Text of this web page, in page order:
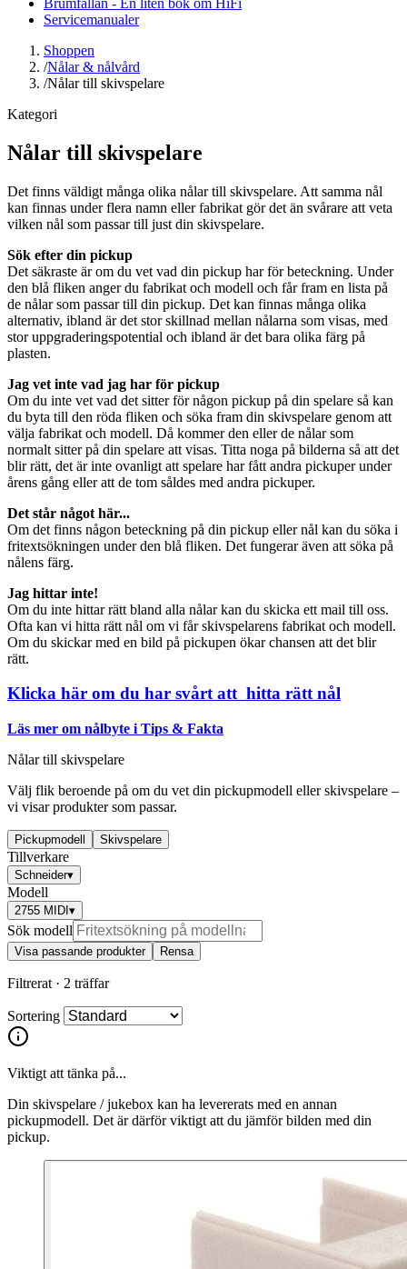
Servicemanualer
Shoppen
/Nålar & nålvård
/Nålar till skivspelare
Kategori
Nålar till skivspelare
Det finns väldigt många olika nålar till skivspelare. Att samma nål
kan finnas under flera namn eller fabrikat gör det än svårare att veta
vilken nål som passar till just din skivspelare.
Sök efter din pickup
Det säkraste är om du vet vad din pickup har för beteckning. Under
den blå fliken anger du fabrikat och modell och får fram en lista på
de nålar som passar till din pickup. Det kan finnas många olika
alternativ, ibland är det stor skillnad mellan nålarna som visas, med
stor uppgraderingspotential och ibland är det bara olika färg på
plasten.
Jag vet inte vad jag har för pickup
Om du inte vet vad det sitter för någon pickup på din spelare så kan
du byta till den röda fliken och söka fram din skivspelare genom att
välja fabrikat och modell. Då kommer den eller de nålar som
normalt sitter på din spelare att visas. Titta noga på bilderna så att det
blir rätt, det är inte ovanligt att spelare har fått andra pickuper under
årens gång eller att de tom såldes med andra pickuper.
Det står något här...
Om det finns någon beteckning på din pickup eller nål kan du söka i
fritextsökningen under den blå fliken. Det fungerar även att söka på
nålens färg.
Jag hittar inte!
Om du inte hittar rätt bland alla nålar kan du skicka ett mail till oss.
Ofta kan vi hitta rätt nål om vi får skivspelarens fabrikat och modell.
Om du skickar med en bild på pickupen ökar chansen att det blir
rätt.
Klicka här om du har svårt att hitta rätt nål
Läs mer om nålbyte i Tips & Fakta
Nålar till skivspelare
Välj flik beroende på om du vet din pickupmodell eller skivspelare –
vi visar produkter som passar.
Pickupmodell Skivspelare
Tillverkare
Schneider▾
Modell
2755 MIDI ▾
Sök modell
Visa passande produkter Rensa
Filtrerat · 2 träffar
Sortering
Viktigt att tänka på...
Din skivspelare / jukebox kan ha levererats med en annan
pickupmodell. Det är därför viktigt att du jämför bilden med din
pickup.